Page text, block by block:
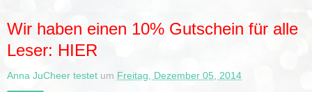
Wir haben einen 10% Gutschein für alle
Leser: HIER
Anna JuCheer testet um Freitag, Dezember 05, 2014